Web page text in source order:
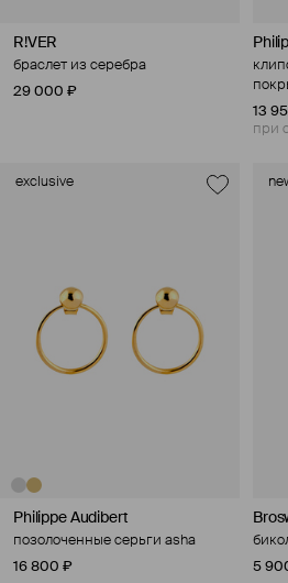
R!VER
браслет из серебра
29 000 ₽
13
при
exclusive
Philippe Audibert
позолоченные серьги asha
16 800 ₽
5